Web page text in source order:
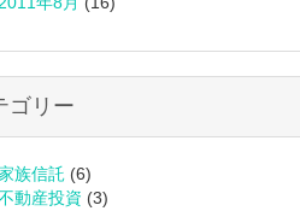
ゴリー
族信託 (6)
動産投資 (3)